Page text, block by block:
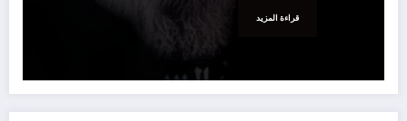
قراءة المزيد